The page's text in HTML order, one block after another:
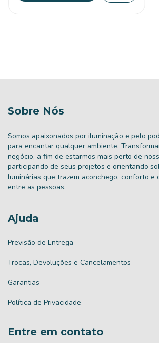
Sobre Nós
Somos apaixonados por iluminação e pelo
para encantar qualquer ambiente.
negócio, a fim de estarmos mais perto de
participando de seus projetos e orientando
luminárias que trazem aconchego, conforto e
entre as pessoas.
Ajuda
Previsão de Entrega
Trocas, Devoluções e Cancelamentos
Garantias
Política de Privacidade
Entre em contato